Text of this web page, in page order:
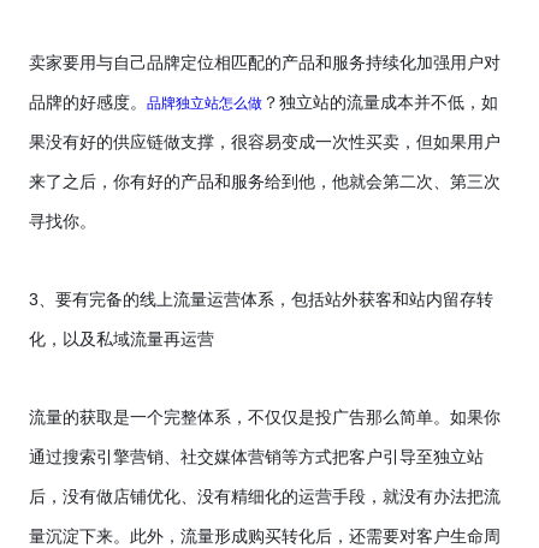
卖家要用与自己品牌定位相匹配的产品和服务持续化加强用户对
品牌的好感度。 品牌独立站怎么做 ？独立站的流量成本并不低，如
果没有好的供应链做支撑，很容易变成一次性买卖，但如果用户
来了之后，你有好的产品和服务给到他，他就会第二次、第三次
寻找你。
3、要有完备的线上流量运营体系，包括站外获客和站内留存转
化，以及私域流量再运营
流量的获取是一个完整体系，不仅仅是投广告那么简单。如果你
通过搜索引擎营销、社交媒体营销等方式把客户引导至独立站
后，没有做店铺优化、没有精细化的运营手段，就没有办法把流
量沉淀下来。此外，流量形成购买转化后，还需要对客户生命周